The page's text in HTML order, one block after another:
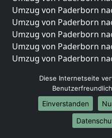
Umzug von Paderborn
Umzug von Paderborn
Umzug von Paderborn
Umzug von Paderborn
Umzug von Paderborn
Umzug von Paderborn
Umzüge-
Umzug von Paderborn
Umzug von Paderborn
Diese Internetseite
Einverstanden